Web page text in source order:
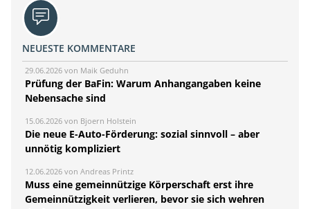
NEUESTE KOMMENTARE
29.06.2026 von Maik Geduhn
Prüfung der BaFin: Warum Anhangangaben keine
Nebensache sind
15.06.2026 von Bjoern Holstein
Die neue E-Auto-Förderung: sozial sinnvoll – aber
unnötig kompliziert
12.06.2026 von Andreas Printz
Muss eine gemeinnützige Körperschaft erst ihre
Gemeinnützigkeit verlieren, bevor sie sich wehren